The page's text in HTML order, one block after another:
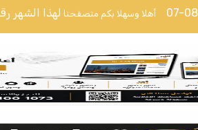
أهلا وسهلا بكم متصفحنا لهذا الشهر 07-